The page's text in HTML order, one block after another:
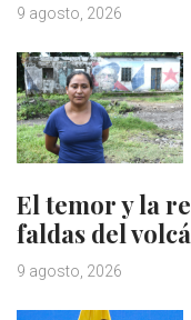
9 agosto, 2026
El temor y la
faldas del
9 agosto, 2026